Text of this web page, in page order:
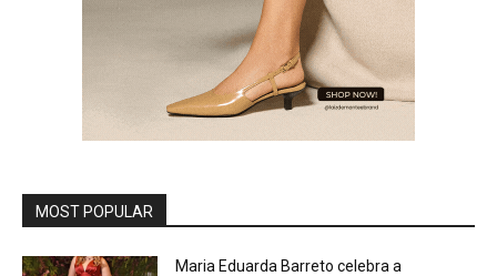
MOST POPULAR
Maria Eduarda Barreto celebra a